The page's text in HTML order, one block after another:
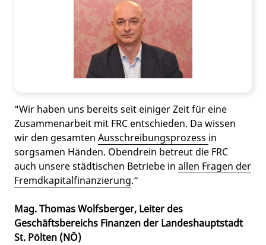
"Wir haben uns bereits seit einiger Zeit für eine
Zusammenarbeit mit FRC entschieden. Da wissen
wir den gesamten Ausschreibungsprozess in
sorgsamen Händen. Obendrein betreut die FRC
auch unsere städtischen Betriebe in allen Fragen der
Fremdkapitalfinanzierung.“
Mag. Thomas Wolfsberger, Leiter des
Geschäftsbereichs Finanzen der Landeshauptstadt
St. Pölten (NÖ)